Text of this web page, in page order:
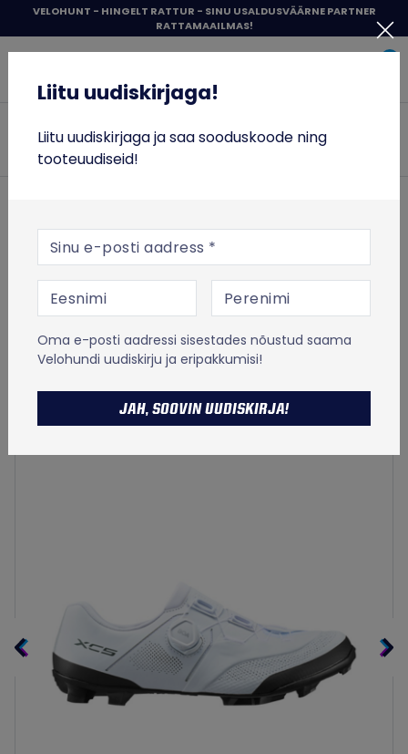
sisu
juurde
VELOHUNT - HINGELT RATTUR - SINU USALDUSVÄÄRNE PARTNER
RATTAMAAILMAS!
ESILEHT RATTASÕIT Rattakingad
Maastikukingad
Shimano SH-XC503 maastikukingad – valge
Shimano SH-XC503
maastikukingad – valge
Tootekood:ESHXC503MGW01S
Valmis igaks väljakutseks – nii mudas kui kruusal
RATTASÕIT
TOIT JA TREENING
VABA AEG
% SOODUS
MICRO TÕUKERATASTE LAOTÜHJENDUS
Liitu uudiskirjaga!
Liitu uudiskirjaga!
Liitu uudiskirjaga ja saa sooduskoode ning
tooteuudiseid!
E-posti aadress
Oma e-posti aadressi sisestades nõustud saama
Velohundi uudiskirju ja eripakkumisi!
JAH, SOOVIN UUDISKIRJA!